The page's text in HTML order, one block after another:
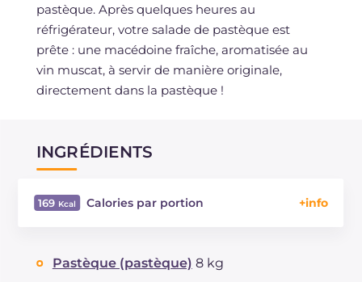
pastèque. Après quelques heures au
réfrigérateur, votre salade de pastèque est
prête : une macédoine fraîche, aromatisée au
vin muscat, à servir de manière originale,
directement dans la pastèque !
INGRÉDIENTS
169 Calories par portion
Dont sucres
Pastèque (pastèque) 8 kg